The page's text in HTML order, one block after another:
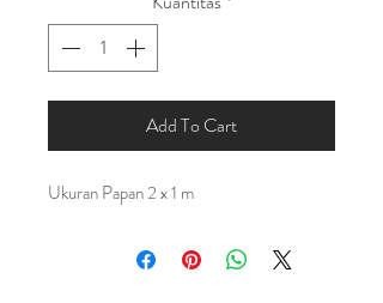
Add To Cart
Ukuran Papan 2 x 1 m